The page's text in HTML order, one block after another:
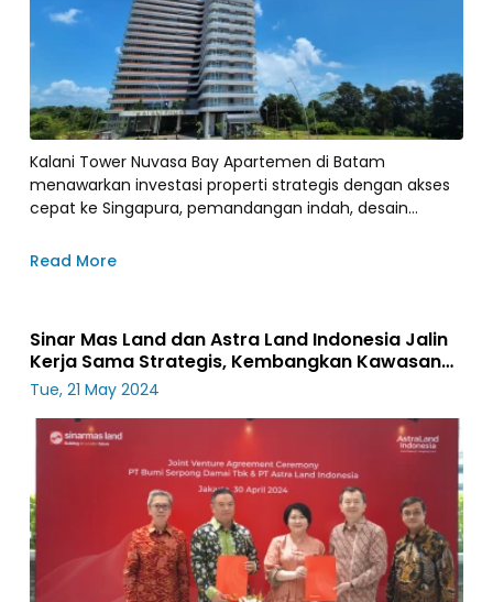
Kalani Tower Nuvasa Bay Apartemen di Batam
menawarkan investasi properti strategis dengan akses
cepat ke Singapura, pemandangan indah, desain
kenyamanan dan gaya hidup berkelas.
Read More
Sinar Mas Land dan Astra Land Indonesia Jalin
Kerja Sama Strategis, Kembangkan Kawasan
Residensial Baru
Tue, 21 May 2024